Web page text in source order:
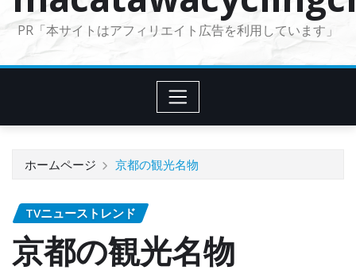
PR「本サイトはアフィリエイト広告を利用しています」
ホームページ 京都の観光名物
TVニューストレンド
京都の観光名物